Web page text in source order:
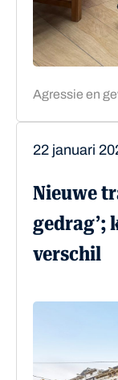
Agressie en
22 januari
Nieuwe
gedrag’;
verschil